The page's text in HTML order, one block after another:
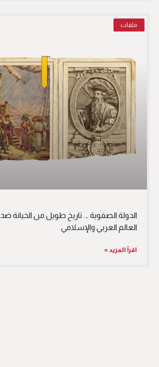
ملفات
الدولة الصفوية …. تاريخ طويل من الخيانة ضد
العالم العربي والإسلامي
اقرأ المزيد »